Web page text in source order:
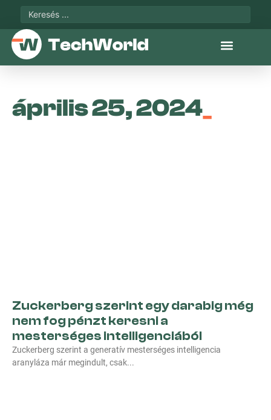
április 25, 2024
Zuckerberg szerint egy darabig még
nem fog pénzt keresni a
mesterséges intelligenciából
Zuckerberg szerint a generatív mesterséges intelligencia
aranyláza már megindult, csak